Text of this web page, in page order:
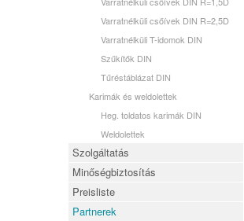
Varratnélküli csőívek DIN R=2,5D
Varratnélküli T-idomok DIN
Szűkítők DIN
Tűréstáblázat DIN
Karimák és weldolettek
Heg. toldatos karimák DIN
Weldolettek
Szolgáltatás
Minőségbiztosítás
Preisliste
Partnerek